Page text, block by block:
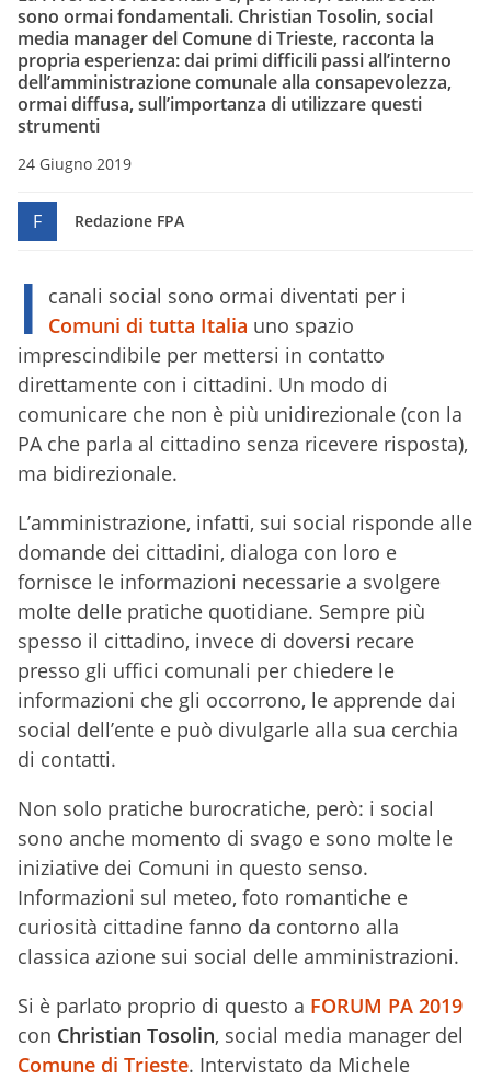
sono ormai fondamentali. Christian Tosolin, social
media manager del Comune di Trieste, racconta la
propria esperienza: dai primi difficili passi all’interno
dell’amministrazione comunale alla consapevolezza,
ormai diffusa, sull’importanza di utilizzare questi
strumenti
24 Giugno 2019
F Redazione FPA
I
canali social sono ormai diventati per i
Comuni di tutta Italia uno spazio
imprescindibile per mettersi in contatto
direttamente con i cittadini. Un modo di
comunicare che non è più unidirezionale (con la
PA che parla al cittadino senza ricevere risposta),
ma bidirezionale.
L’amministrazione, infatti, sui social risponde alle
domande dei cittadini, dialoga con loro e
fornisce le informazioni necessarie a svolgere
molte delle pratiche quotidiane. Sempre più
spesso il cittadino, invece di doversi recare
presso gli uffici comunali per chiedere le
informazioni che gli occorrono, le apprende dai
social dell’ente e può divulgarle alla sua cerchia
di contatti.
Non solo pratiche burocratiche, però: i social
sono anche momento di svago e sono molte le
iniziative dei Comuni in questo senso.
Informazioni sul meteo, foto romantiche e
curiosità cittadine fanno da contorno alla
classica azione sui social delle amministrazioni.
Si è parlato proprio di questo a FORUM PA 2019
con Christian Tosolin, social media manager del
Comune di Trieste. Intervistato da Michele